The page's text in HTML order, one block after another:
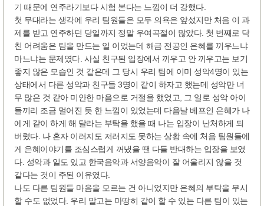
기 때문에 연주라기보다 시험 본다는 느낌이 더 강했다.
첫 무대라는 생각에 우리 팀원들은 모두 의욕은 앞섰지만 처음 이 과
제를 받고 연주하던 당일까지 정말 우여곡절이 많았다. 첫 번째로 닥
친 어려움은 팀을 만드는 일 이었는데 해금 전공인 은혜를 끼우느냐
마느냐는 문제였다. 사실 친구된 입장에서 끼우고 안 끼우고는 보기
좋지 않은 모습인 것 같은데 그 당시 우리 팀에 이미 성악4명이 있는
상태에서 다른 성악과 친구들 3명이 같이 하자고 했는데 성악만 너
무 많은 것 같아 미안한 마음으로 거절을 했었고, 그 일로 성악 아이
들끼리 조금 멀어진 듯 한 느낌이 있었는데 다음날 베프인 은혜가 나
에게 같이 하게 해 달라는 부탁을 했을 때 나는 입장이 난처하게 되
버렸다. 나 혼자 이러지도 저러지도 못하는 상황 속에 처음 팀원들에
게 은혜이야기를 조심스럽게 꺼냈을 땐 다들 반대하는 입장을 보였
다. 성악과 일도 있고 한국음악과 서양음악이 잘 어울리지 않을 것
같다는 것이 주된 이유였다.
나도 다른 팀원들 마음을 모르는 건 아니었지만 은혜의 부탁을 무시
할 수도 없었다. 우리 말고는 마땅히 같이 할 수 있는 다른 팀이 있는